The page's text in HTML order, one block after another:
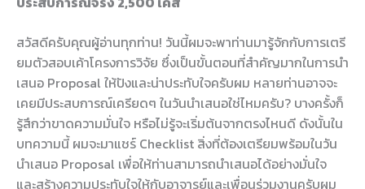
สวัสดีครับคุณผู้อ่านทุกท่าน! วันนี้ผมจะพาท่านมารู้จักกับการเตรี
ยมตัวสอบเค้าโครงการวิจัย ซึ่งเป็นขั้นตอนที่สำคัญมากในการนำ
เสนอ Proposal ให้ปังและน่าประทับใจครับผม หลายท่านอาจจะ
เคยมีประสบการณ์เครียดๆ ในวันนำเสนอใช่ไหมครับ? บางครั้งก็
รู้สึกว่าขาดความมั่นใจ หรือไม่รู้จะเริ่มต้นจากตรงไหนดี ดังนั้นใน
บทความนี้ ผมจะมาแชร์ Checklist สิ่งที่ต้องเตรียมพร้อมในวัน
นำเสนอ Proposal เพื่อให้ท่านสามารถนำเสนอได้อย่างมั่นใจ
และสร้างความประทับใจให้กับอาจารย์และเพื่อนร่วมงานครับผม